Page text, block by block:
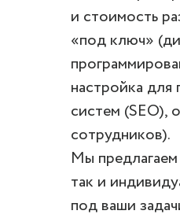
и стоимость
«под ключ»
настройка для
систем (SEO),
сотрудников).
Мы
так и
под ваши